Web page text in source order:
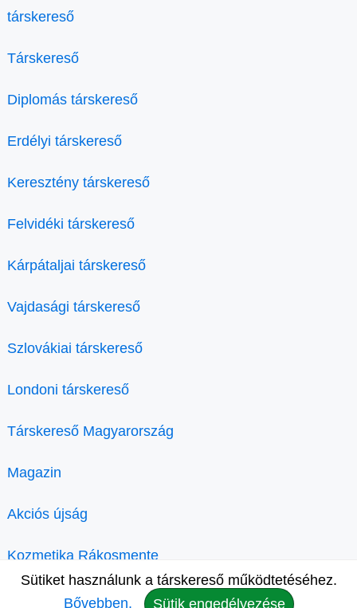
társkereső
Társkereső
Diplomás társkereső
Erdélyi társkereső
Keresztény társkereső
Felvidéki társkereső
Kárpátaljai társkereső
Vajdasági társkereső
Szlovákiai társkereső
Londoni társkereső
Társkereső Magyarország
Magazin
Akciós újság
Kozmetika Rákosmente
Sütiket használunk a társkereső működtetéséhez.
Bővebben.
Sütik engedélyezése